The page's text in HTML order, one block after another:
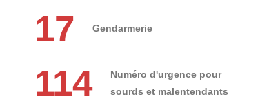
17 Gendarmerie
114
Numéro d'urgence pour
sourds et malentendants